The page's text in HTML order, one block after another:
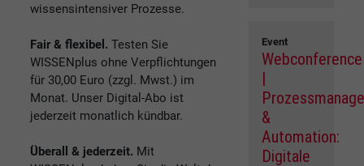
wissensintensiver Prozesse.
Fair & flexibel. Testen Sie
WISSENplus ohne Verpflichtungen
für 30,00 Euro (zzgl. Mwst.) im
Monat. Unser Digital-Abo ist
jederzeit monatlich kündbar.
Überall & jederzeit. Mit
Event
Webconference
|
&
Automation:
Digitale